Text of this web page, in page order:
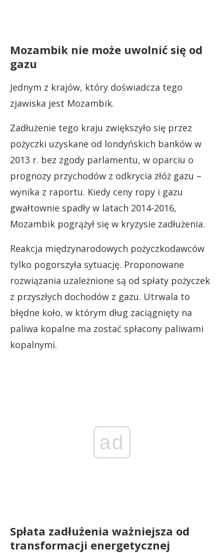
Mozambik nie może uwolnić się od
gazu
Jednym z krajów, który doświadcza tego
zjawiska jest Mozambik.
Zadłużenie tego kraju zwiększyło się przez
pożyczki uzyskane od londyńskich banków w
2013 r. bez zgody parlamentu, w oparciu o
prognozy przychodów z odkrycia złóż gazu –
wynika z raportu. Kiedy ceny ropy i gazu
gwałtownie spadły w latach 2014-2016,
Mozambik pogrążył się w kryzysie zadłużenia.
Reakcja międzynarodowych pożyczkodawców
tylko pogorszyła sytuację. Proponowane
rozwiązania uzależnione są od spłaty pożyczek
z przyszłych dochodów z gazu. Utrwala to
błędne koło, w którym dług zaciągnięty na
paliwa kopalne ma zostać spłacony paliwami
kopalnymi.
ad
Spłata zadłużenia ważniejsza od
transformacji energetycznej